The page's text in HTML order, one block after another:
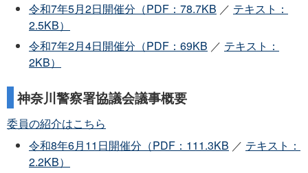
令和7年5月2日開催分（PDF：78.7KB ／ テキスト：
2.5KB）
令和7年2月4日開催分（PDF：69KB ／ テキスト：
2KB）
神奈川警察署協議会議事概要
委員の紹介はこちら
令和8年6月11日開催分（PDF：111.3KB ／ テキスト：
2.2KB）